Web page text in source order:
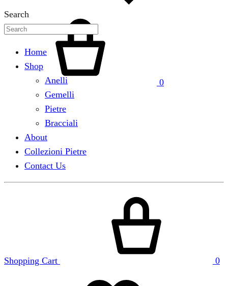
0
Search
Home
Shop
Anelli
Gemelli
Pietre
Bracciali
About
Collezioni Pietre
Contact Us
Shopping Cart 0